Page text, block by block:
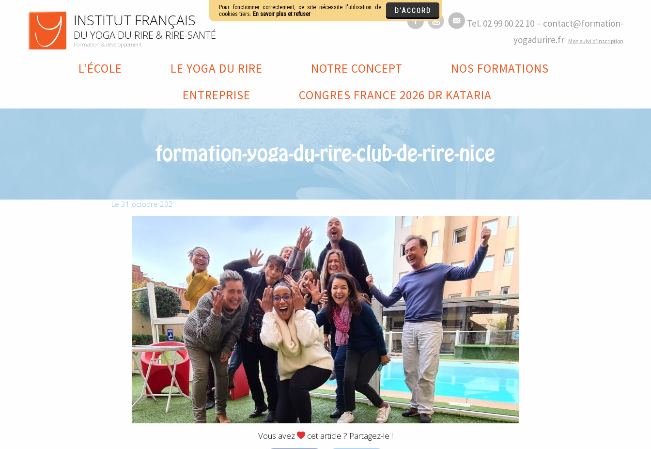
INSTITUT FRANÇAIS
DU YOGA DU RIRE & RIRE-SANTÉ
Formation & développement
Tel. 02 99 00 22 10 – contact@formation-
yogadurire.fr Mon suivi d’inscription
L’ÉCOLE LE YOGA DU RIRE NOTRE CONCEPT
NOS FORMATIONS
ENTREPRISE
CONGRES FRANCE 2026 DR KATARIA
formation-yoga-du-rire-club-de-rire-nice
Le 31 octobre 2021
Vous avez cet article ? Partagez-le !